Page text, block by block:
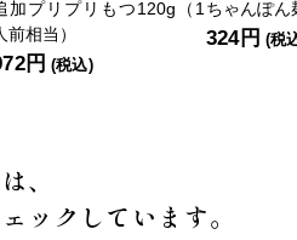
加プリプリもつ120g（1
前相当）
円 (税込)
ちゃんぽ
324円 (税
、
ックしています。